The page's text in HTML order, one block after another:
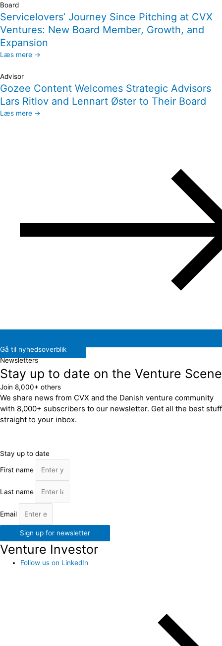
Board
Servicelovers’ Journey Since Pitching at CVX
Ventures: New Board Member, Growth, and
Expansion
Læs mere →
Advisor
Gozee Content Welcomes Strategic Advisors
Lars Ritlov and Lennart Øster to Their Board
Læs mere →
Gå til nyhedsoverblik
Newsletters
Stay up to date on the Venture Scene
Join 8,000+ others
We share news from CVX and the Danish venture community
with 8,000+ subscribers to our newsletter. Get all the best stuff
straight to your inbox.
Stay up to date
First name
Last name
Email
Sign up for newsletter
Venture Investor
Follow us on LinkedIn